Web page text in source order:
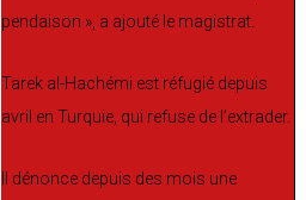
pendaison », a ajouté le magistrat.
Tarek al-Hachémi est réfugié depuis
avril en Turquie, qui refuse de l’extrader.
Il dénonce depuis des mois une